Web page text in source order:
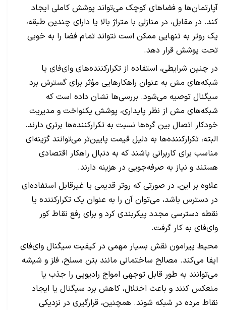
آپارتمان‌ها و فضاهای کوچک می‌تواند پوشش کاملی ایجاد
کند. در مقابل، در منازلی با متراژ بالا یا دارای چندین طبقه،
یک روتر به تنهایی ممکن است نتواند تمام فضا را به خوبی
تحت پوشش قرار دهد.
در چنین شرایطی، استفاده از تکرارکننده‌های وای‌فای یا
شبکه‌های مش به عنوان راهکارهایی مؤثر برای گسترش برد
سیگنال توصیه می‌شود. بررسی‌ها نشان داده است که
شبکه‌های مش از نظر پایداری، پوشش یکنواخت و مدیریت
خودکار اتصال بین گره‌ها نسبت به تکرارکننده‌ها برتری دارند.
البته، تکرارکننده‌ها به دلیل قیمت پایین‌تر می‌توانند گزینه‌ای
مناسب برای کاربرانی باشند که به دنبال راهکار اقتصادی
هستند و نیاز به صرفه‌جویی در هزینه دارند.
علاوه بر این، در صورتی که روتر قدیمی یا غیرقابل استفاده‌ای
در دسترس باشد، می‌توان آن را به عنوان یک تکرارکننده یا
نقطه دسترسی مجدد پیکربندی کرد و برای رفع نقاط کور
وای‌فای به کار گرفت.
محیط پیرامون نقش بسیار مهمی در کیفیت سیگنال وای‌فای
ایفا می‌کند. مصالح ساختمانی مانند بتن مسلح، فلز و شیشه
می‌توانند به طور قابل توجهی امواج رادیویی را جذب یا
منعکس کنند و باعث اختلال، کاهش برد سیگنال یا ایجاد
نقاط مرده در شبکه شوند. همچنین، قرارگیری در نزدیکی